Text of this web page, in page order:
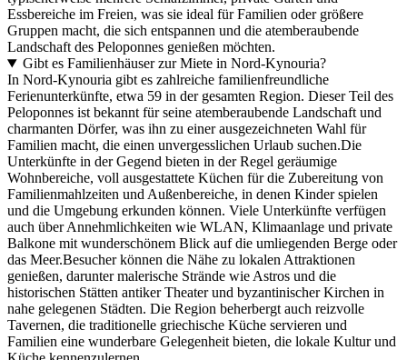
Essbereiche im Freien, was sie ideal für Familien oder größere
Gruppen macht, die sich entspannen und die atemberaubende
Landschaft des Peloponnes genießen möchten.
Gibt es Familienhäuser zur Miete in Nord-Kynouria?
In Nord-Kynouria gibt es zahlreiche familienfreundliche
Ferienunterkünfte, etwa 59 in der gesamten Region. Dieser Teil des
Peloponnes ist bekannt für seine atemberaubende Landschaft und
charmanten Dörfer, was ihn zu einer ausgezeichneten Wahl für
Familien macht, die einen unvergesslichen Urlaub suchen.Die
Unterkünfte in der Gegend bieten in der Regel geräumige
Wohnbereiche, voll ausgestattete Küchen für die Zubereitung von
Familienmahlzeiten und Außenbereiche, in denen Kinder spielen
und die Umgebung erkunden können. Viele Unterkünfte verfügen
auch über Annehmlichkeiten wie WLAN, Klimaanlage und private
Balkone mit wunderschönem Blick auf die umliegenden Berge oder
das Meer.Besucher können die Nähe zu lokalen Attraktionen
genießen, darunter malerische Strände wie Astros und die
historischen Stätten antiker Theater und byzantinischer Kirchen in
nahe gelegenen Städten. Die Region beherbergt auch reizvolle
Tavernen, die traditionelle griechische Küche servieren und
Familien eine wunderbare Gelegenheit bieten, die lokale Kultur und